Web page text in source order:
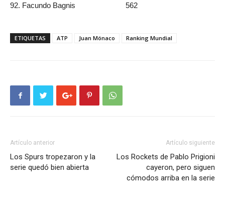
92. Facundo Bagnis 562
ETIQUETAS ATP Juan Mónaco Ranking Mundial
Artículo anterior
Los Spurs tropezaron y la
serie quedó bien abierta
Artículo siguiente
Los Rockets de Pablo Prigioni
cayeron, pero siguen
cómodos arriba en la serie